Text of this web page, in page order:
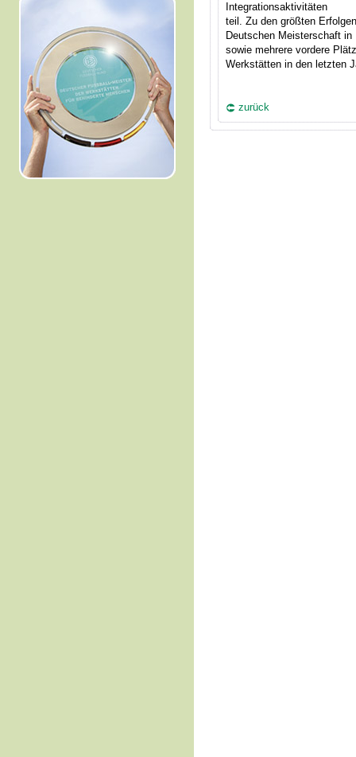
Integrationsaktivitäten
teil. Zu den größten
Deutschen Meisterschaft in
sowie mehrere vordere
Werkstätten in den letzten
zurück